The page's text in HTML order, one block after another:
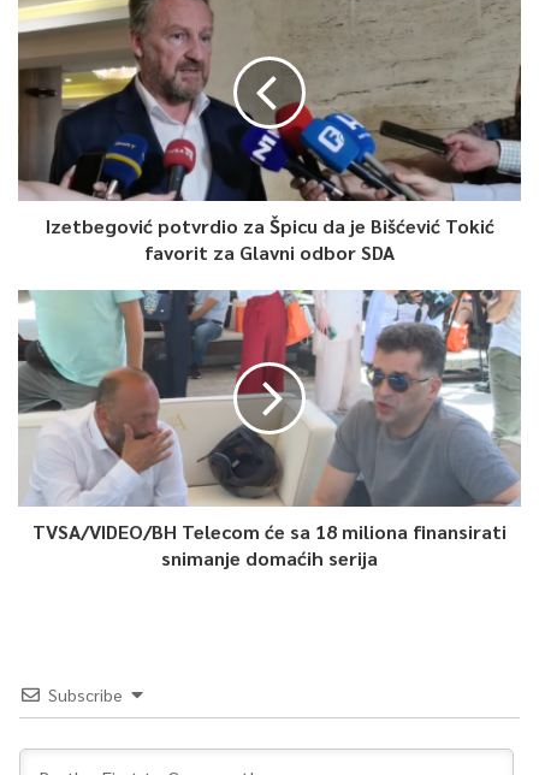
Izetbegović potvrdio za Špicu da je Bišćević Tokić
favorit za Glavni odbor SDA
TVSA/VIDEO/BH Telecom će sa 18 miliona finansirati
snimanje domaćih serija
Subscribe